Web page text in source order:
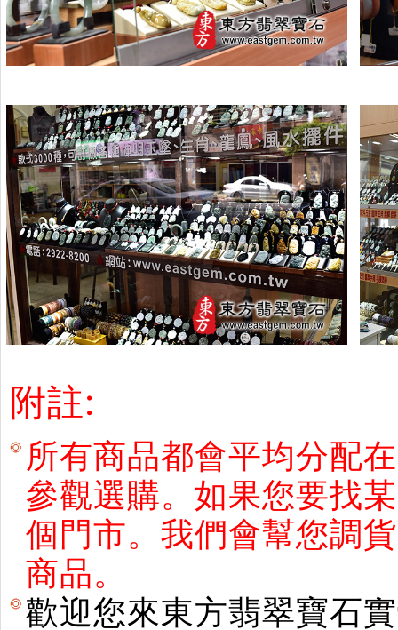
附註:
所有商品都會平均分配
參觀選購。如果您要找
個門市。我們會幫您調
商品。
歡迎您來東方翡翠寶石